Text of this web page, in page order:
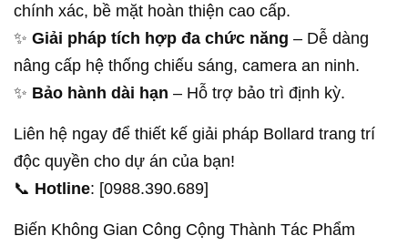
chính xác, bề mặt hoàn thiện cao cấp.
✨ Giải pháp tích hợp đa chức năng – Dễ dàng
nâng cấp hệ thống chiếu sáng, camera an ninh.
✨ Bảo hành dài hạn – Hỗ trợ bảo trì định kỳ.
Liên hệ ngay để thiết kế giải pháp Bollard trang trí
độc quyền cho dự án của bạn!
📞 Hotline: [0988.390.689]
Biến Không Gian Công Cộng Thành Tác Phẩm